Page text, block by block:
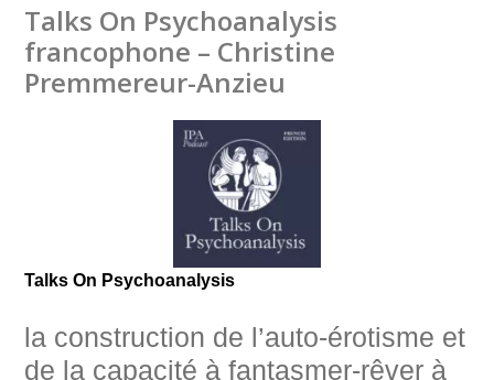
Talks On Psychoanalysis
francophone – Christine
Premmereur-Anzieu
Talks On Psychoanalysis
la construction de l’auto-érotisme et
de la capacité à fantasmer-rêver à